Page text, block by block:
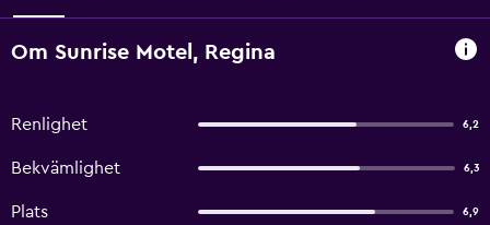
Om Sunrise Motel, Regina
Renlighet 6,2
Bekvämlighet 6,3
Plats 6,9